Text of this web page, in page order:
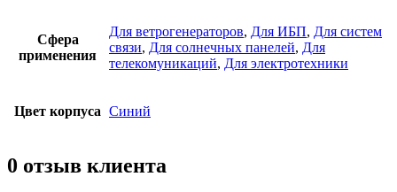
Сфера
применения
Для ветрогенераторов, Для ИБП, Для систем
связи, Для солнечных панелей, Для
телекомуникаций, Для электротехники
Цвет корпуса Синий
0 отзыв клиента